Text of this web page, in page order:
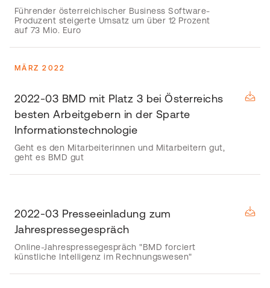
Führender österreichischer Business Software-
Produzent steigerte Umsatz um über 12 Prozent
auf 73 Mio. Euro
MÄRZ 2022
2022-03 BMD mit Platz 3 bei Österreichs
besten Arbeitgebern in der Sparte
Informationstechnologie
Geht es den Mitarbeiterinnen und Mitarbeitern gut,
geht es BMD gut
2022-03 Presseeinladung zum
Jahrespressegespräch
Online-Jahrespressegespräch "BMD forciert
künstliche Intelligenz im Rechnungswesen"